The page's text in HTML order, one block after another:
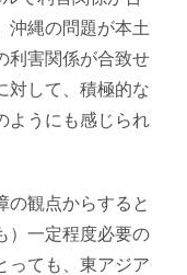
沖縄の問題が本土
利害関係が合致せ
対して、積極的な
ようにも感じられ
の観点からすると
）一定程度必要の
っても、東アジア